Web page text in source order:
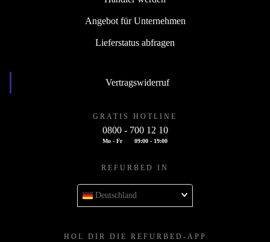
Angebot für Unternehmen
Lieferstatus abfragen
Vertragswiderruf
GRATIS HOTLINE
0800 - 700 12 10
Mo - Fr 09:00 - 19:00
REFURBED IN
Deutschland
HOL DIR DIE REFURBED-APP